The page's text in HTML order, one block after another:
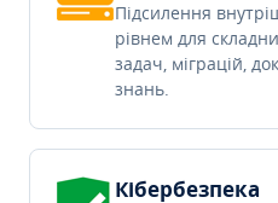
Підсилення
рівнем для
задач, міграцій,
знань.
Кібербезпека